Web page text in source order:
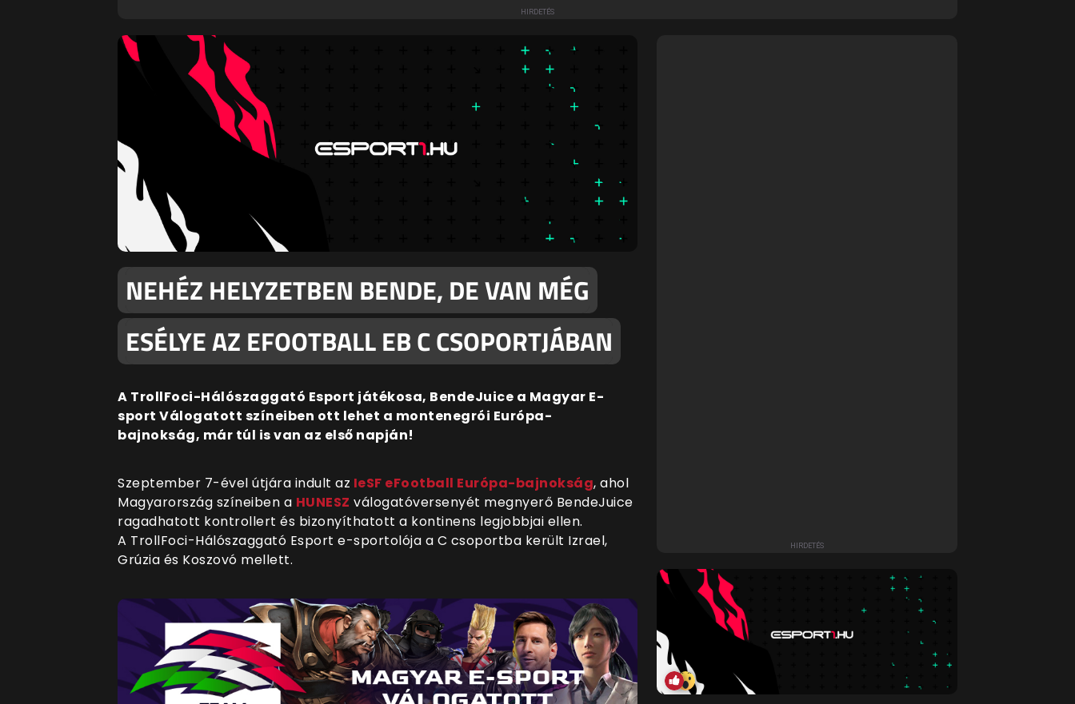
NEHÉZ HELYZETBEN BENDE, DE VAN MÉG
ESÉLYE AZ EFOOTBALL EB C CSOPORTJÁBAN
A TrollFoci-Hálószaggató Esport játékosa, BendeJuice a Magyar E-
sport Válogatott színeiben ott lehet a montenegrói Európa-
bajnokság, már túl is van az első napján!
Szeptember 7-ével útjára indult az IeSF eFootball Európa-bajnokság, ahol
Magyarország színeiben a HUNESZ válogatóversenyét megnyerő BendeJuice
ragadhatott kontrollert és bizonyíthatott a kontinens legjobbjai ellen.
A TrollFoci-Hálószaggató Esport e-sportolója a C csoportba került Izrael,
Grúzia és Koszovó mellett.